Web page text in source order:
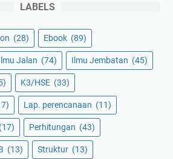
LABELS
(28) Ebook (89)
Jalan (74) Ilmu Jembatan (45)
K3/HSE (33)
Lap. perencanaan (11)
(17) Perhitungan (43)
(13) Struktur (13)